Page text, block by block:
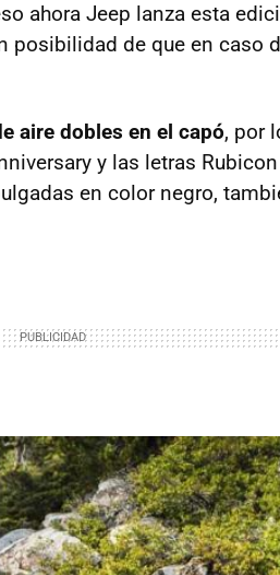
ahora Jeep lanza esta
posibilidad de que en caso
aire dobles en el capó, por
y las letras
en color negro,